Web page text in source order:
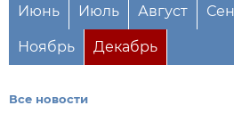
Июнь Июль Август
Ноябрь Декабрь
Все новости